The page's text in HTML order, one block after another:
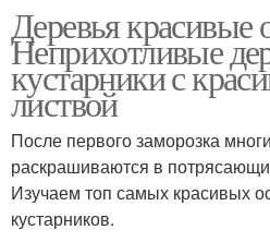
Деревья красивые
Неприхотливые
кустарники с
листвой
После первого заморозка
раскрашиваются в
Изучаем топ самых красивых
кустарников.